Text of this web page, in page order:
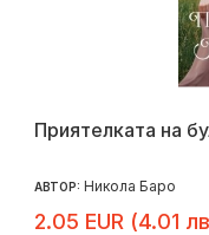
Приятелката на
АВТОР: Никола Баро
2.05 EUR (4.01